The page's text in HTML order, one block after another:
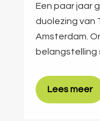
Een paar jaar
duolezing van
Amsterdam.
belangstelling
Lees meer